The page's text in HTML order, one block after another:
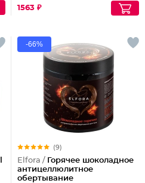
1563 ₽
-66%
(9)
Elfora / Горячее шоколадное
антицеллюлитное
обертывание